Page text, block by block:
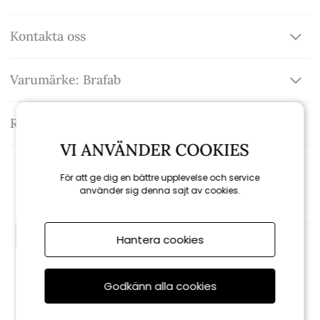
Kontakta oss
Varumärke: Brafab
Recensioner
Rekommenderade tillbehör
till 16/8
KAMPANJ
till 16/8
VI ANVÄNDER COOKIES
För att ge dig en bättre upplevelse och service
använder sig denna sajt av cookies.
Hantera cookies
Godkänn alla cookies